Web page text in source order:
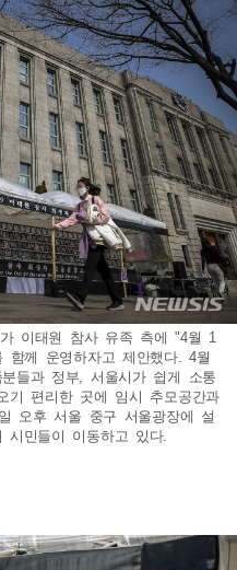
이태원 참사 유족 측에 "4월 1
함께 운영하자고 제안했다. 4월
들과 정부, 서울시가 쉽게 소통
기 편리한 곳에 임시 추모공간과
오후 서울 중구 서울광장에 설
시민들이 이동하고 있다.